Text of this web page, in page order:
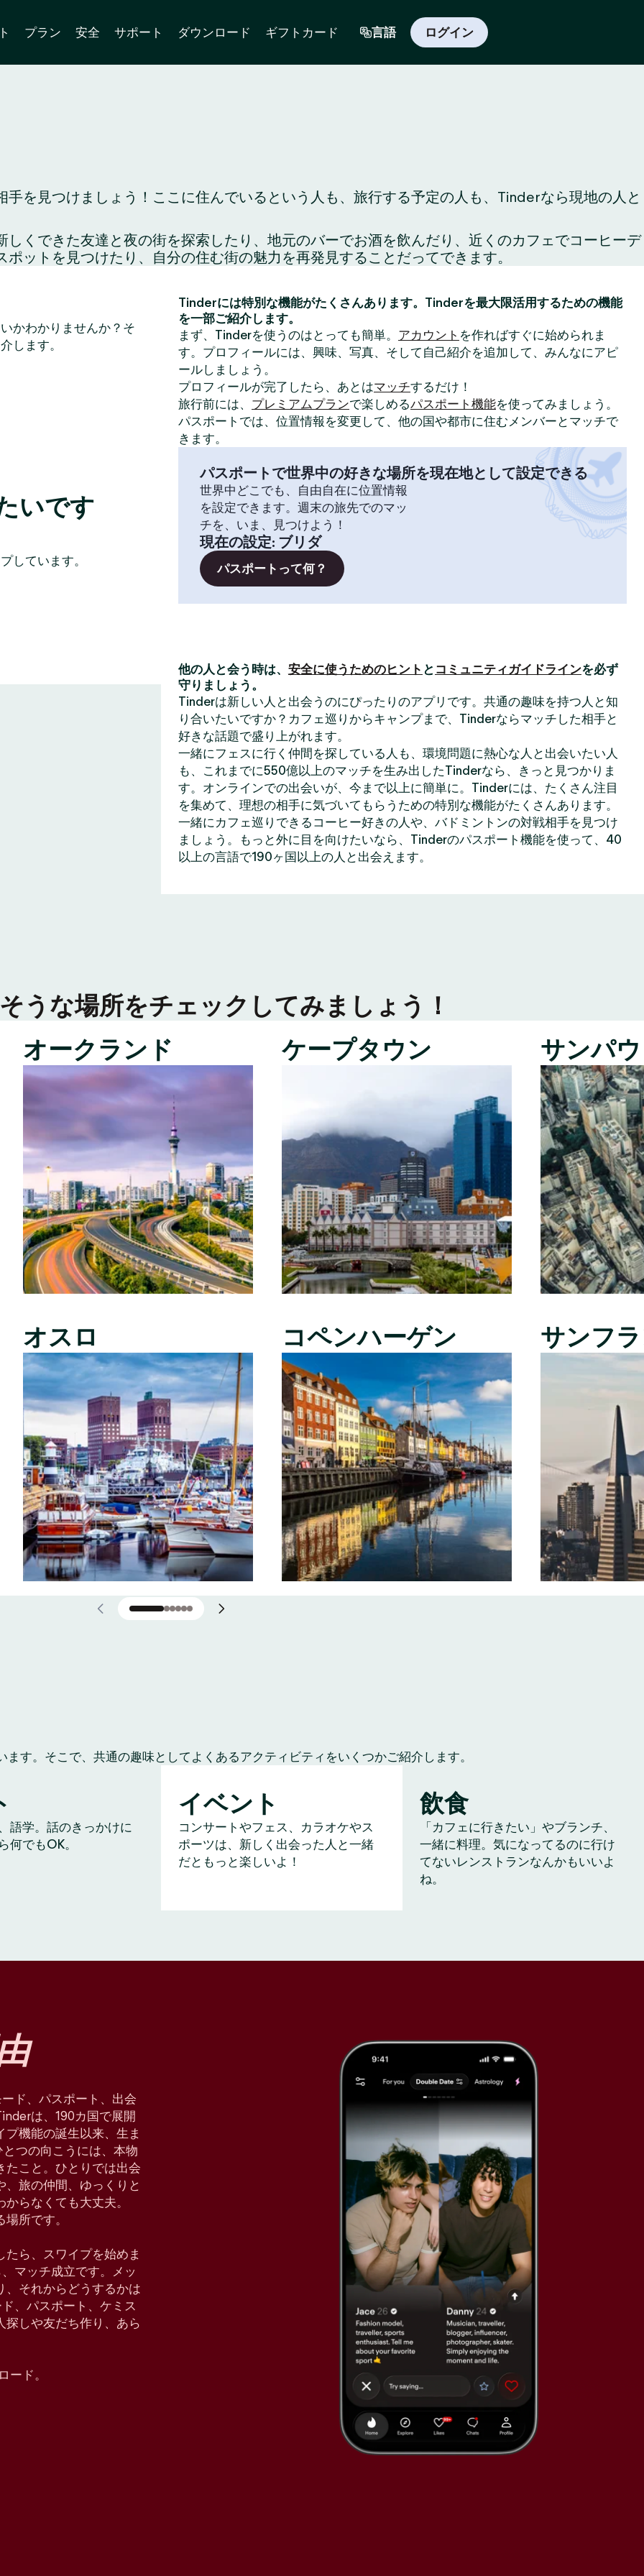
プラン 安全 サポート ダウンロード ギフトカード 言語 ログイン
を見つけましょう！ここに住んでいるという人も、旅行する予定の人も、Tinderなら現地の人と
くできた友達と夜の街を探索したり、地元のバーでお酒を飲んだり、近くのカフェでコーヒーデ
ットを見つけたり、自分の住む街の魅力を再発見することだってできます。
かわかりませんか？そ
します。
いです
しています。
Tinderには特別な機能がたくさんあります。Tinderを最大限活用するための機能
を一部ご紹介します。
まず、Tinderを使うのはとっても簡単。 アカウント を作ればすぐに始められま
す。プロフィールには、興味、写真、そして自己紹介を追加して、みんなにアピ
ールしましょう。
プロフィールが完了したら、あとはマッチするだけ！
旅行前には、 プレミアムプランで楽しめるパスポート機能を使ってみましょう。
パスポートでは、位置情報を変更して、他の国や都市に住むメンバーとマッチで
きます。
パスポートで世界中の好きな場所を現在地として設定できる
世界中どこでも、自由自在に位置情報
を設定できます。週末の旅先でのマッ
チを、いま、見つけよう！
現在の設定: ブリダ
パスポートって何？
他の人と会う時は、 安全に使うためのヒント と コミュニティガイドラインを必ず
守りましょう。
Tinderは新しい人と出会うのにぴったりのアプリです。共通の趣味を持つ人と知
り合いたいですか？カフェ巡りからキャンプまで、Tinderならマッチした相手と
好きな話題で盛り上がれます。
一緒にフェスに行く仲間を探している人も、環境問題に熱心な人と出会いたい人
も、これまでに550億以上のマッチを生み出したTinderなら、きっと見つかりま
す。オンラインでの出会いが、今まで以上に簡単に。Tinderには、たくさん注目
を集めて、理想の相手に気づいてもらうための特別な機能がたくさんあります。
一緒にカフェ巡りできるコーヒー好きの人や、バドミントンの対戦相手を見つけ
ましょう。もっと外に目を向けたいなら、Tinderのパスポート機能を使って、40
以上の言語で190ヶ国以上の人と出会えます。
うな場所をチェックしてみましょう！
オークランド
オスロ
ケープタウン
コペンハーゲン
サンパ
サンフ
す。そこで、共通の趣味としてよくあるアクティビティをいくつかご紹介します。
語学。話のきっかけに
何でもOK。
イベント
コンサートやフェス、カラオケやス
ポーツは、新しく出会った人と一緒
だともっと楽しいよ！
飲食
「カフェに行きたい」やブランチ、
一緒に料理。気になってるのに行け
てないレンストランなんかもいいよ
ね。
ド、パスポート、出会
は、190カ国で展開
機能の誕生以来、生ま
つの向こうには、本物
こと。ひとりでは出会
旅の仲間、ゆっくりと
らなくても大丈夫。
所です。
ら、スワイプを始めま
マッチ成立です。メッ
、それからどうするかは
、パスポート、ケミス
しや友だち作り、あら
ード。